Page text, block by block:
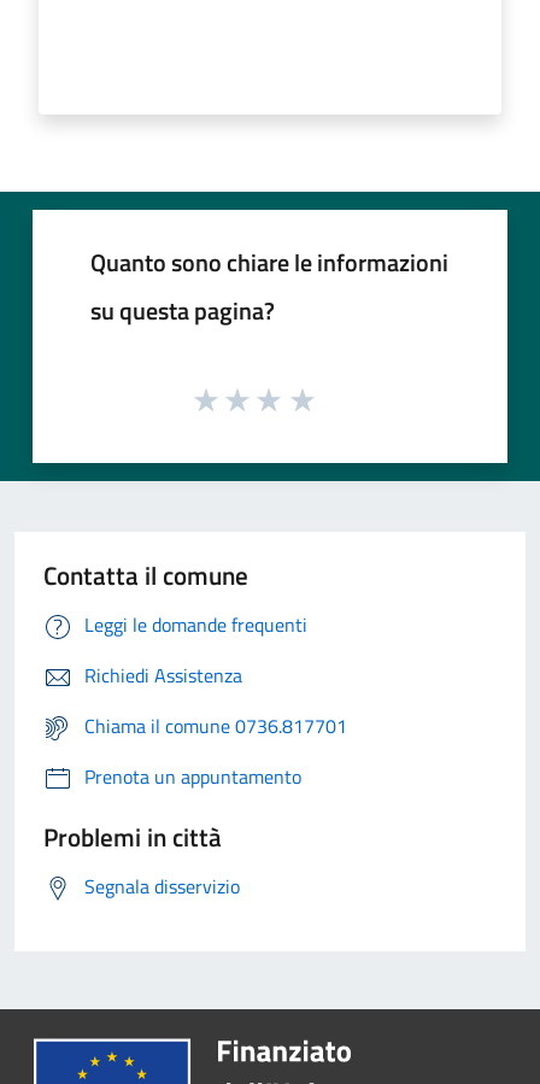
Quanto sono chiare le informazioni
su questa pagina?
Contatta il comune
Leggi le domande frequenti
Richiedi Assistenza
Chiama il comune 0736.817701
Prenota un appuntamento
Problemi in città
Segnala disservizio